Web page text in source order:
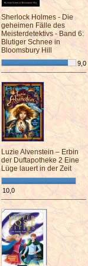
Sherlock Holmes - Die
geheimen Fälle des
Meisterdetektivs - Band 6:
Blutiger Schnee in
Bloomsbury Hill
9,0
¯¯¯¯¯¯¯¯¯¯¯¯¯¯¯¯¯¯¯¯¯¯¯¯
Luzie Alvenstein – Erbin
der Duftapotheke 2 Eine
Lüge lauert in der Zeit
10,0
¯¯¯¯¯¯¯¯¯¯¯¯¯¯¯¯¯¯¯¯¯¯¯¯